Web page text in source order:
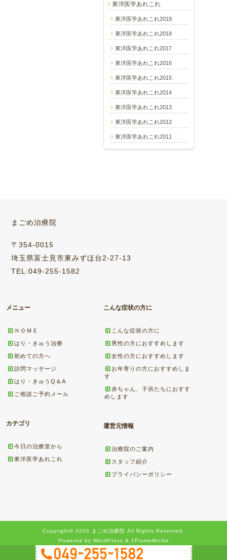
東洋医学あれこれ
東洋医学あれこれ2019
東洋医学あれこれ2018
東洋医学あれこれ2017
東洋医学あれこれ2016
東洋医学あれこれ2015
東洋医学あれこれ2014
東洋医学あれこれ2013
東洋医学あれこれ2012
東洋医学あれこれ2011
まごめ治療院
〒354-0015
埼玉県富士見市東みずほ台2-27-13
TEL:049-255-1582
メニュー
ＨＯＭＥ
はり・きゅう治療
初めての方へ
訪問マッサージ
はり・きゅうQ＆A
ご相談ご予約メール
こんな症状の方に
こんな症状の方に
男性の方におすすめします
女性の方におすすめします
お年寄りの方におすすめしま
す
赤ちゃん、子供たちにおすす
めします
カテゴリ
今日の治療室から
東洋医学あれこれ
運営元情報
治療院のご案内
スタッフ紹介
プライバシーポリシー
Copyright© 2026 まごめ治療院 All Rights Reserved.
Powered by WordPress & 1FrameWorks